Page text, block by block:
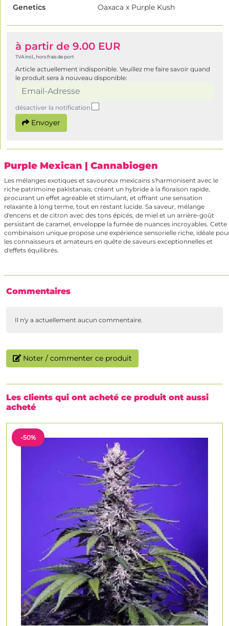
Genetics Oaxaca x Purple Kush
à partir de 9.00 EUR
TVA incl., hors frais de port
Article actuellement indisponible. Veuillez me faire savoir quand
le produit sera à nouveau disponible:
désactiver la notification
Envoyer
Purple Mexican | Cannabiogen
Les mélanges exotiques et savoureux mexicains s'harmonisent avec le
riche patrimoine pakistanais, créant un hybride à la floraison rapide,
procurant un effet agréable et stimulant, et offrant une sensation
relaxante à long terme, tout en restant lucide. Sa saveur, mélange
d'encens et de citron avec des tons épicés, de miel et un arrière-goût
persistant de caramel, enveloppe la fumée de nuances incroyables. Cette
combinaison unique propose une expérience sensorielle riche, idéale
les connaisseurs et amateurs en quête de saveurs exceptionnelles et
d'effets équilibrés.
Commentaires
Il n'y a actuellement aucun commentaire.
Noter / commenter ce produit
Les clients qui ont acheté ce produit ont aussi
acheté
-50%